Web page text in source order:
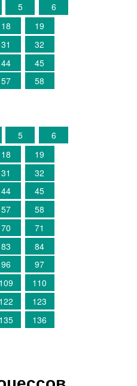
5
6
18
19
31
32
44
45
57
58
5
6
18
19
31
32
44
45
57
58
70
71
83
84
96
97
109
110
122
123
135 136